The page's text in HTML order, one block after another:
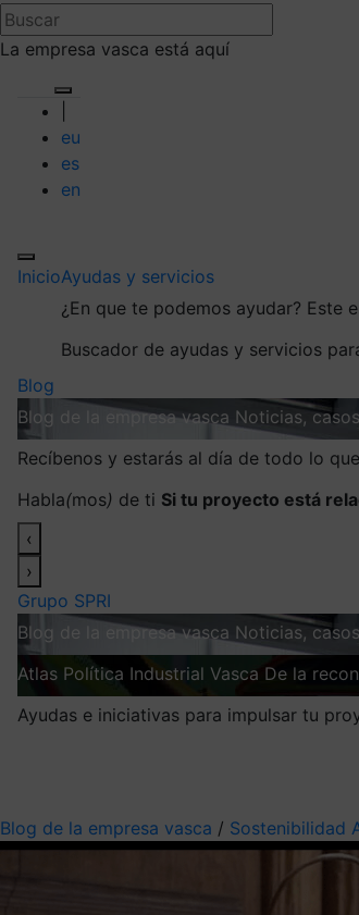
La empresa vasca está aquí
eu
es
en
InicioAyudas y servicios
¿En que te podemos ayudar? Este
Buscador de ayudas y servicios
Blog
Blog de la empresa vasca Noticias,
Recíbenos y estarás al día de todo lo
Habla(mos) de ti Si tu proyecto está
‹
›
Grupo SPRI
Blog de la empresa vasca Noticias,
Atlas Política Industrial Vasca De la
Ayudas e iniciativas para impulsar tu
Blog de la empresa vasca / Sostenibilidad